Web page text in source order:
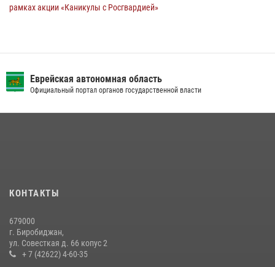
рамках акции «Каникулы с Росгвардией»
15 июля 2026, 07:12 1
16 июля 2026, 02:01
мошенников в ЕАО
24 июля 2026, 01:17
Еврейская автономная область
Официальный портал органов государственной власти
КОНТАКТЫ
679000
г. Биробиджан,
ул. Совесткая д. 66 копус 2
+ 7 (42622) 4-60-35